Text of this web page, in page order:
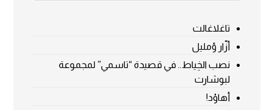
تاغلاغالت
أزّار ؤمليل
نصب الخِياط.. في قصيدة “تاسمي” لمجموعة
لبوشارت
أهاوْد!